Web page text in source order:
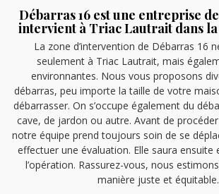
Débarras 16 est une entreprise
intervient à Triac Lautrait dans
La zone d’intervention de Débarras 16
seulement à Triac Lautrait, mais
environnantes. Nous vous proposons
débarras, peu importe la taille de votre
débarrasser. On s’occupe également du
cave, de jardon ou autre. Avant de
notre équipe prend toujours soin de se
effectuer une évaluation. Elle saura ensuite
l’opération. Rassurez-vous, nous
manière juste et équitable.